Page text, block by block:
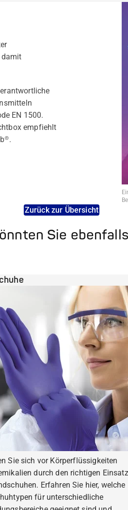
damit
EN 1500.
empfiehlt
Zurück zur Übersicht
Sie
Sie sich vor Körperflüssigkeiten
durch den richtigen Einsatz
Erfahren Sie hier, welche
für unterschiedliche